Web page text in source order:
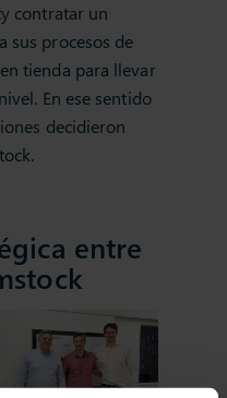
contratar un
sus procesos de
tienda para llevar
En ese sentido
decidieron
entre